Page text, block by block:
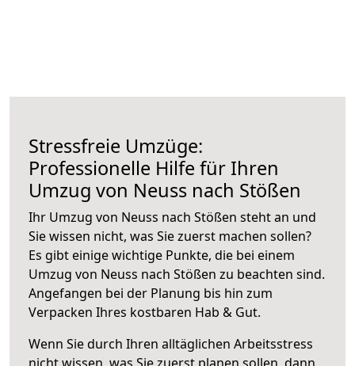
Stressfreie Umzüge:
Professionelle Hilfe für Ihren
Umzug von Neuss nach Stößen
Ihr Umzug von Neuss nach Stößen steht an und
Sie wissen nicht, was Sie zuerst machen sollen?
Es gibt einige wichtige Punkte, die bei einem
Umzug von Neuss nach Stößen zu beachten sind.
Angefangen bei der Planung bis hin zum
Verpacken Ihres kostbaren Hab & Gut.
Wenn Sie durch Ihren alltäglichen Arbeitsstress